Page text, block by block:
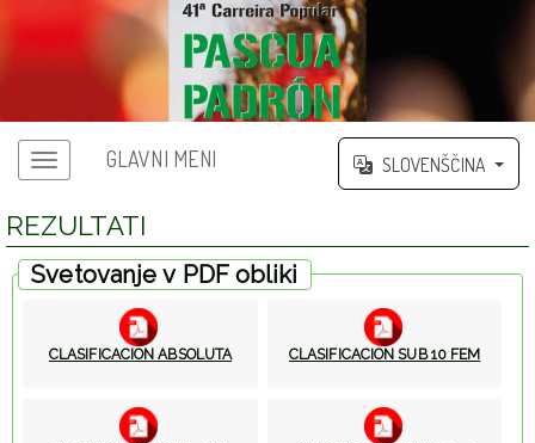
GLAVNI MENI SLOVENŠČINA
REZULTATI
Svetovanje v PDF obliki
CLASIFICACION ABSOLUTA CLASIFICACION SUB 10 FEM